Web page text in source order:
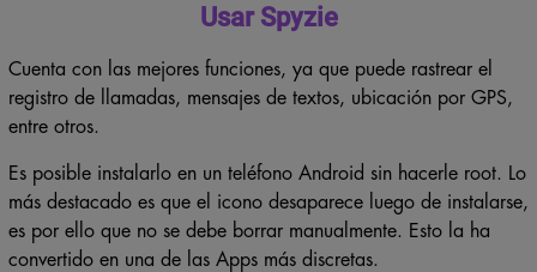
Usar Spyzie
Cuenta con las mejores funciones, ya que puede rastrear el
registro de llamadas, mensajes de textos, ubicación por GPS,
entre otros.
Es posible instalarlo en un teléfono Android sin hacerle root. Lo
más destacado es que el icono desaparece luego de instalarse,
es por ello que no se debe borrar manualmente. Esto la ha
convertido en una de las Apps más discretas.